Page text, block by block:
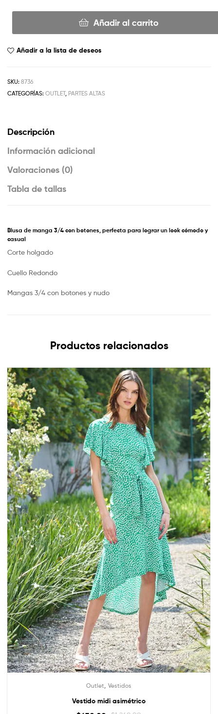
Añadir al carrito
Añadir a la lista de deseos
SKU: 8736
CATEGORÍAS: OUTLET, PARTES ALTAS
Descripción
Información adicional
Valoraciones (0)
Tabla de tallas
Blusa de manga 3/4 con botones, perfecta para lograr un look cómodo y
casual
Corte holgado
Cuello Redondo
Mangas 3/4 con botones y nudo
Productos relacionados
Outlet Vestidos
Vestido midi asimétrico